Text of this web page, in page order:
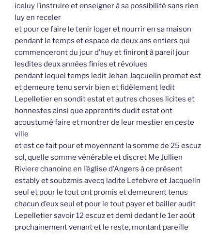
iceluy l’instruire et enseigner à sa possibilité sans rien
luy en receler
et pour ce faire le tenir loger et nourrir en sa maison
pendant le temps et espace de deux ans entiers qui
commenceront du jour d’huy et finiront à pareil jour
lesdites deux années finies et révolues
pendant lequel temps ledit Jehan Jaqcuelin promet est
et demeure tenu servir bien et fidèlement ledit
Lepelletier en sondit estat et autres choses licites et
honnestes ainsi que apprentifs dudit estat ont
acoustumé faire et montrer de leur mestier en ceste
ville
et est ce fait pour et moyennant la somme de 25 escuz
sol, quelle somme vénérable et discret Me Jullien
Riviere chanoine en l’église d’Angers à ce présent
estably et soubzmis avecq ladite Lefebvre et Jacquelin
seul et pour le tout ont promis et demeurent tenus
chacun d’eux seul et pour le tout payer et bailler audit
Lepelletier savoir 12 escuz et demi dedant le 1er août
prochainement venant et le reste, montant pareille